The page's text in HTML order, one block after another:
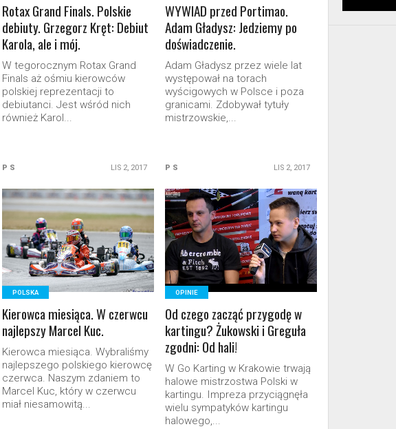
Rotax Grand Finals. Polskie
debiuty. Grzegorz Kręt: Debiut
Karola, ale i mój.
W tegorocznym Rotax Grand
Finals aż ośmiu kierowców
polskiej reprezentacji to
debiutanci. Jest wśród nich
również Karol...
P S LIS 2, 2017
WYWIAD przed Portimao.
Adam Gładysz: Jedziemy po
doświadczenie.
Adam Gładysz przez wiele lat
występował na torach
wyścigowych w Polsce i poza
granicami. Zdobywał tytuły
mistrzowskie,...
P S LIS 2, 2017
READ MORE
POLSKA
Kierowca miesiąca. W czerwcu
najlepszy Marcel Kuc.
Kierowca miesiąca. Wybraliśmy
najlepszego polskiego kierowcę
czerwca. Naszym zdaniem to
Marcel Kuc, który w czerwcu
miał niesamowitą...
READ MORE
OPINIE
Od czego zacząć przygodę w
kartingu? Żukowski i Greguła
zgodni: Od hali!
W Go Karting w Krakowie trwają
halowe mistrzostwa Polski w
kartingu. Impreza przyciągnęła
wielu sympatyków kartingu
halowego,...